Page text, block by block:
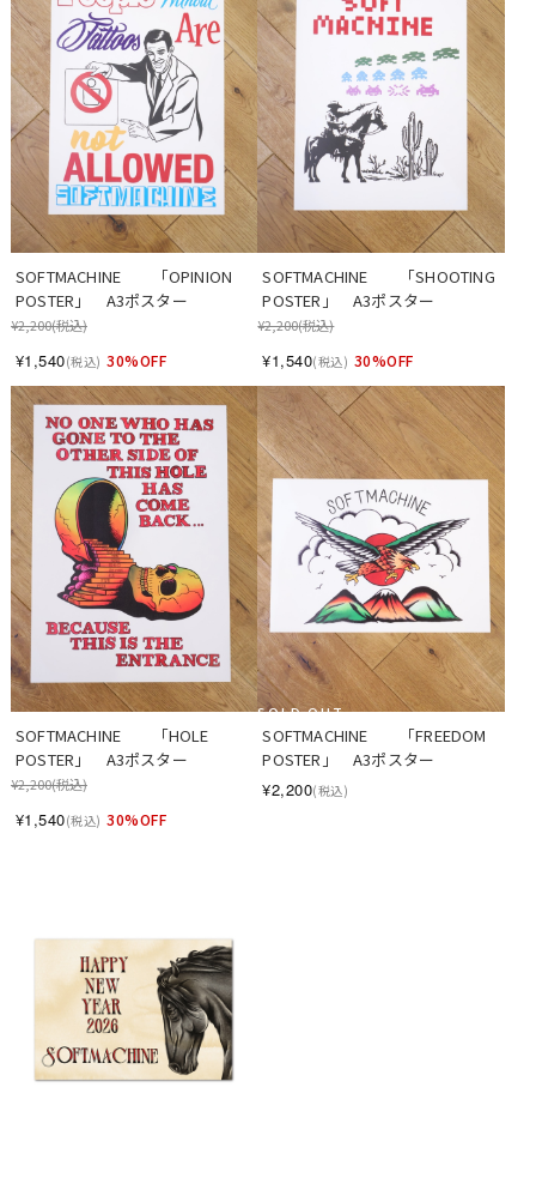
SOFTMACHINE　　「OPINION
POSTER」　A3ポスター
¥2,200(税込)
¥1,540(税込) 30%OFF
SOFTMACHINE　　「SHOOTING
POSTER」　A3ポスター
¥2,200(税込)
¥1,540(税込) 30%OFF
SOFTMACHINE　　「HOLE
POSTER」　A3ポスター
¥2,200(税込)
¥1,540(税込) 30%OFF
SOLD OUT
SOFTMACHINE　　「FREEDOM
POSTER」　A3ポスター
¥2,200(税込)